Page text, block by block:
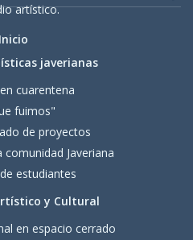
artístico.
Inicio
javerianas
cuarentena
fuimos"
de proyectos
Javeriana
estudiantes
y Cultural
en espacio cerrado